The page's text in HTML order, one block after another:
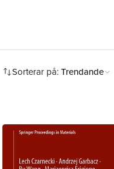
Sorterar på:Trendande